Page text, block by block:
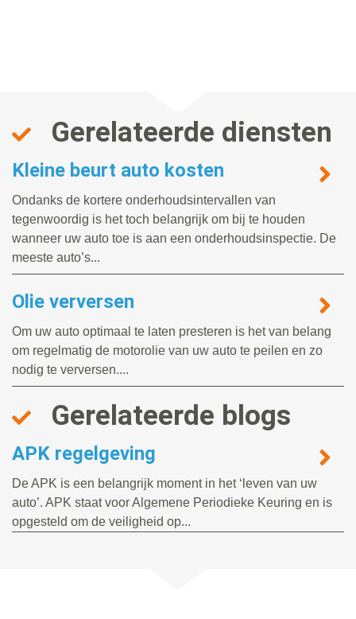
Gerelateerde diensten
Kleine beurt auto kosten
Ondanks de kortere onderhoudsintervallen van
tegenwoordig is het toch belangrijk om bij te houden
wanneer uw auto toe is aan een onderhoudsinspectie. De
meeste auto’s...
Olie verversen
Om uw auto optimaal te laten presteren is het van belang
om regelmatig de motorolie van uw auto te peilen en zo
nodig te verversen....
Gerelateerde blogs
APK regelgeving
De APK is een belangrijk moment in het ‘leven van uw
auto’. APK staat voor Algemene Periodieke Keuring en is
opgesteld om de veiligheid op...